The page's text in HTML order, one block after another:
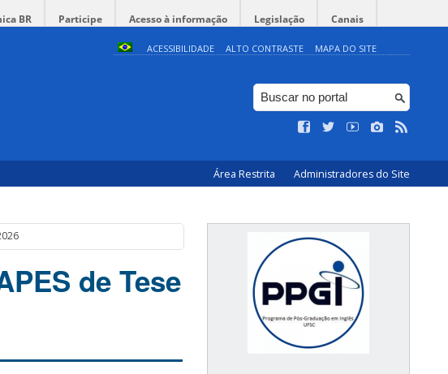
BR Participe Acesso à informação Legislação Canais
ACESSIBILIDADE ALTO CONTRASTE MAPA DO SITE
Área Restrita Administradores do Site
de Tese